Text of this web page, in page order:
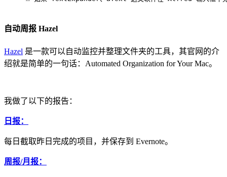
自动周报 Hazel
Hazel 是一款可以自动监控并整理文件夹的工具，其官网的介
绍就是简单的一句话：Automated Organization for Your Mac。
我做了以下的报告：
日报：
每日截取昨日完成的项目，并保存到 Evernote。
周报/月报：